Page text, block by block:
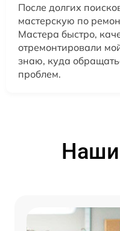
После долгих
мастерскую по
Мастера быстро,
отремонтировали
знаю, куда
проблем.
Наши